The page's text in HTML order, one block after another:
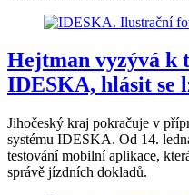
Hejtman vyzývá k
IDESKA, hlásit se
Jihočeský kraj pokračuje v
systému IDESKA. Od 14.
testování mobilní aplikace,
správě jízdních dokladů.